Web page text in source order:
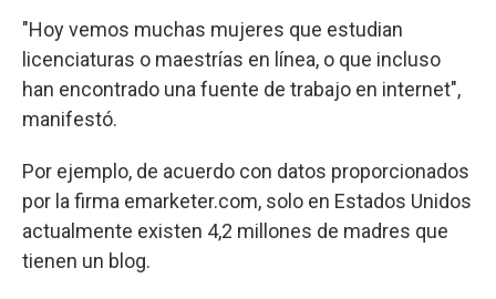
"Hoy vemos muchas mujeres que estudian
licenciaturas o maestrías en línea, o que incluso
han encontrado una fuente de trabajo en internet",
manifestó.
Por ejemplo, de acuerdo con datos proporcionados
por la firma emarketer.com, solo en Estados Unidos
actualmente existen 4,2 millones de madres que
tienen un blog.